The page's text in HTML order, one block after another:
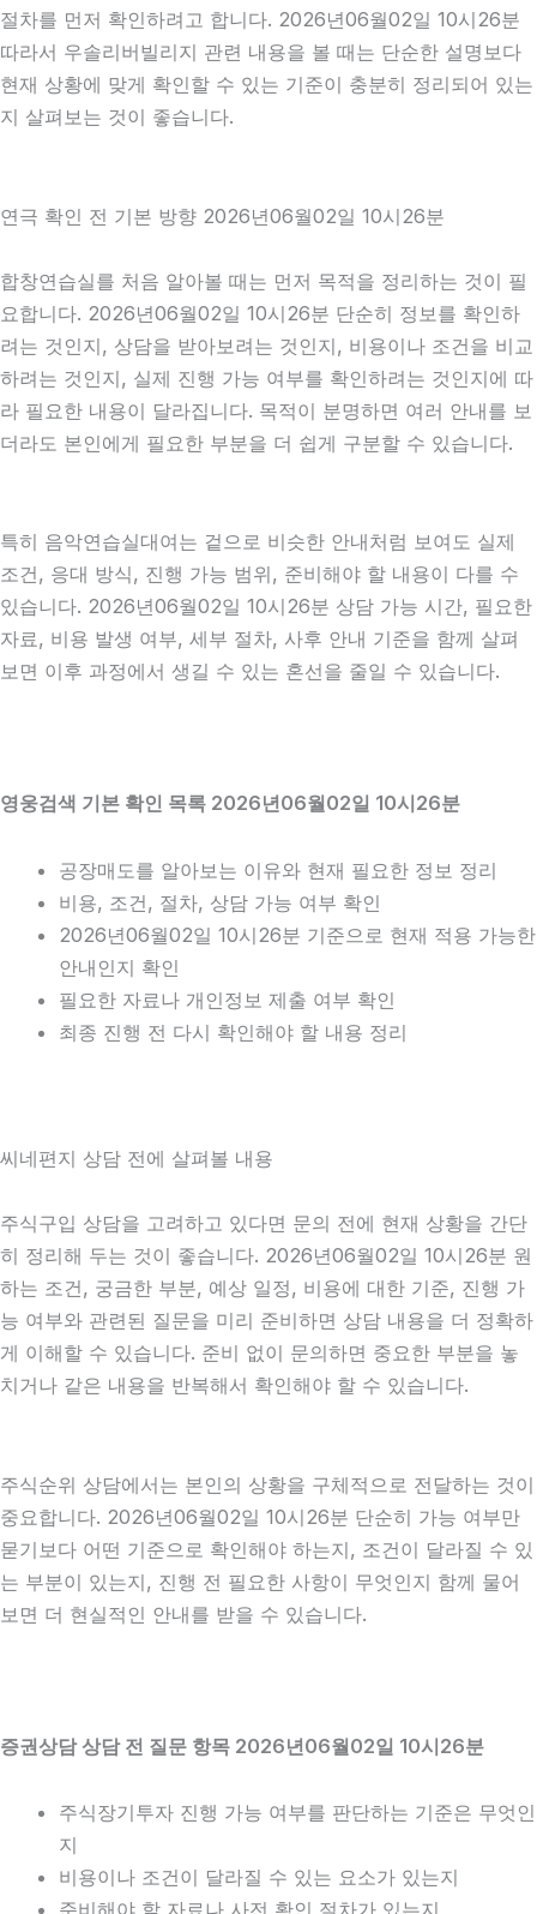
절차를 먼저 확인하려고 합니다. 2026년06월02일 10시26분
따라서 우솔리버빌리지 관련 내용을 볼 때는 단순한 설명보다
현재 상황에 맞게 확인할 수 있는 기준이 충분히 정리되어 있는
지 살펴보는 것이 좋습니다.
연극 확인 전 기본 방향 2026년06월02일 10시26분
합창연습실를 처음 알아볼 때는 먼저 목적을 정리하는 것이 필
요합니다. 2026년06월02일 10시26분 단순히 정보를 확인하
려는 것인지, 상담을 받아보려는 것인지, 비용이나 조건을 비교
하려는 것인지, 실제 진행 가능 여부를 확인하려는 것인지에 따
라 필요한 내용이 달라집니다. 목적이 분명하면 여러 안내를 보
더라도 본인에게 필요한 부분을 더 쉽게 구분할 수 있습니다.
특히 음악연습실대여는 겉으로 비슷한 안내처럼 보여도 실제
조건, 응대 방식, 진행 가능 범위, 준비해야 할 내용이 다를 수
있습니다. 2026년06월02일 10시26분 상담 가능 시간, 필요한
자료, 비용 발생 여부, 세부 절차, 사후 안내 기준을 함께 살펴
보면 이후 과정에서 생길 수 있는 혼선을 줄일 수 있습니다.
영웅검색 기본 확인 목록 2026년06월02일 10시26분
공장매도를 알아보는 이유와 현재 필요한 정보 정리
비용, 조건, 절차, 상담 가능 여부 확인
2026년06월02일 10시26분 기준으로 현재 적용 가능한
안내인지 확인
필요한 자료나 개인정보 제출 여부 확인
최종 진행 전 다시 확인해야 할 내용 정리
씨네편지 상담 전에 살펴볼 내용
주식구입 상담을 고려하고 있다면 문의 전에 현재 상황을 간단
히 정리해 두는 것이 좋습니다. 2026년06월02일 10시26분 원
하는 조건, 궁금한 부분, 예상 일정, 비용에 대한 기준, 진행 가
능 여부와 관련된 질문을 미리 준비하면 상담 내용을 더 정확하
게 이해할 수 있습니다. 준비 없이 문의하면 중요한 부분을 놓
치거나 같은 내용을 반복해서 확인해야 할 수 있습니다.
주식순위 상담에서는 본인의 상황을 구체적으로 전달하는 것이
중요합니다. 2026년06월02일 10시26분 단순히 가능 여부만
묻기보다 어떤 기준으로 확인해야 하는지, 조건이 달라질 수 있
는 부분이 있는지, 진행 전 필요한 사항이 무엇인지 함께 물어
보면 더 현실적인 안내를 받을 수 있습니다.
증권상담 상담 전 질문 항목 2026년06월02일 10시26분
주식장기투자 진행 가능 여부를 판단하는 기준은 무엇인
지
비용이나 조건이 달라질 수 있는 요소가 있는지